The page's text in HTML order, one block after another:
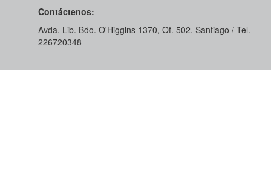
Contáctenos:
Avda. Lib. Bdo. O'Higgins 1370, Of. 502. Santiago / Tel.
226720348